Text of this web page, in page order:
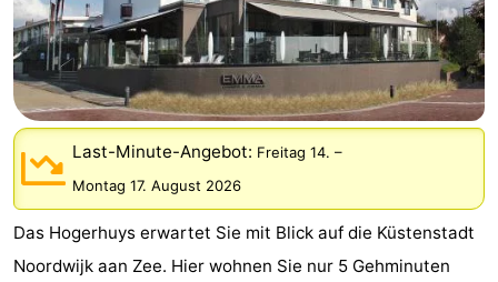
-
De
Gouden
Spar
-
De
Noordduinen
-
Duinresort
Dunimar
Noordwijkse
Duinen
-
Parc
Hotels
Last-Minute-Angebot: Freitag 14. –
Montag 17. August 2026
Das Hogerhuys erwartet Sie mit Blick auf die Küstenstadt
Noordwijk aan Zee. Hier wohnen Sie nur 5 Gehminuten